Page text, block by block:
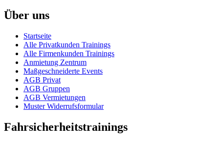
Über uns
Startseite
Alle Privatkunden Trainings
Alle Firmenkunden Trainings
Anmietung Zentrum
Maßgeschneiderte Events
AGB Privat
AGB Gruppen
AGB Vermietungen
Muster Widerrufsformular
Fahrsicherheitstrainings